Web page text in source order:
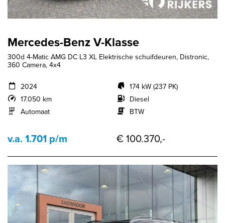
Mercedes-Benz V-Klasse
300d 4-Matic AMG DC L3 XL Elektrische schuifdeuren, Distronic,
360 Camera, 4x4
2024
17.050 km
Automaat
174 kW (237 PK)
Diesel
BTW
v.a. 1.701 p/m € 100.370,-